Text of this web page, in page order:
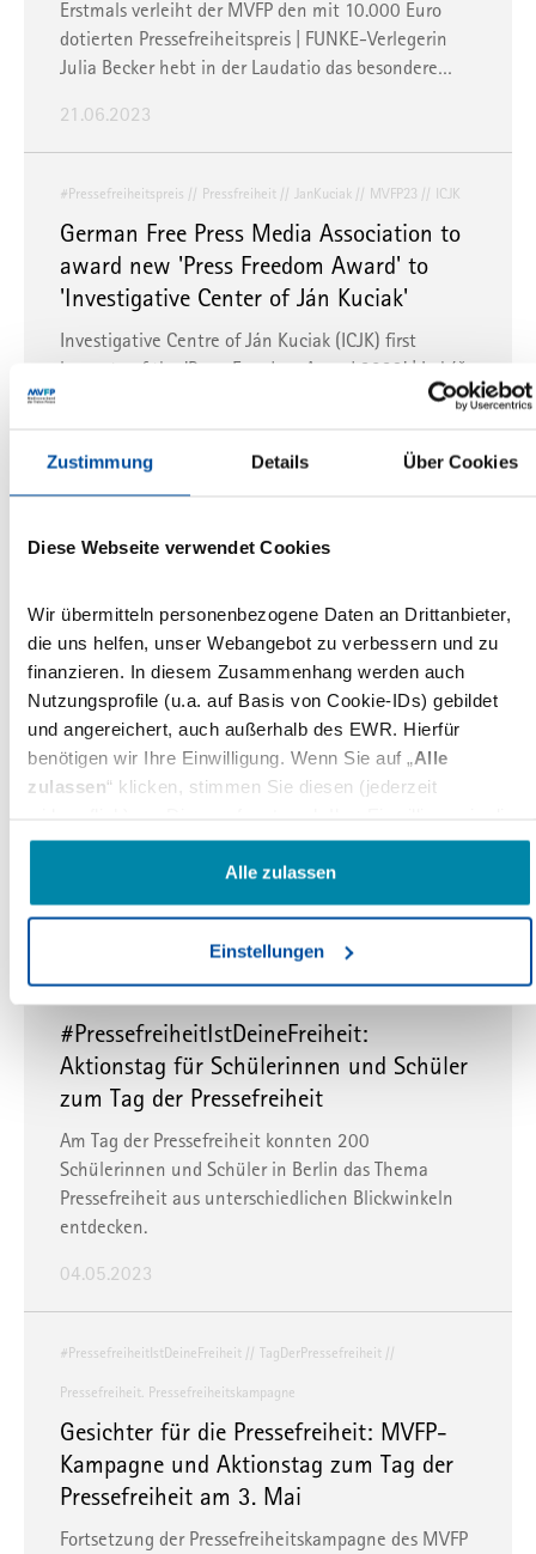
Zustimmung Details Über Cookies
Diese Webseite verwendet Cookies
Wir übermitteln personenbezogene Daten an Drittanbieter,
die uns helfen, unser Webangebot zu verbessern und zu
finanzieren. In diesem Zusammenhang werden auch
Nutzungsprofile (u.a. auf Basis von Cookie-IDs) gebildet
und angereichert, auch außerhalb des EWR. Hierfür
benötigen wir Ihre Einwilligung. Wenn Sie auf „ Alle
zulassen“ klicken, stimmen Sie diesen (jederzeit
Übermittlung bestimmter personenbezogener Daten in
Drittländer, u.a. die USA, nach Art. 49(1) (a) DSGVO. Die
betreffenden Drittländer, insb. die USA, weisen im Zweifel
genießen. Das kann Nachteile wie eine erschwerte
Durchsetzung von Betroffenenrechten, eine fehlende
oder Zugriffe auf die Daten durch staatliche Stellen, insb.
Behörden der USA, zu Kontroll- und Überwachungszwecken
bedeuten, ohne dass Ihnen Rechtsbehelfe dagegen
zustehen. Unter "
Einstellungen
" können Sie Ihre
Einstellungen ändern oder die Datenverarbeitung ablehnen.
Sie können Ihre Präferenzen jederzeit anpassen sowie Ihre
informieren:info@mvfp.de
Alle zulassen
Einstellungen
Erstmals verleiht der MVFP den mit 10.000 Euro
dotierten Pressefreiheitspreis | FUNKE-Verlegerin
Julia Becker hebt in der Laudatio das besondere…
21.06.2023
#Pressefreiheitspreis Pressfreiheit JanKuciak MVFP23 ICJK
German Free Press Media Association to
award new 'Press Freedom Award' to
'Investigative Center of Ján Kuciak'
Investigative Centre of Ján Kuciak (ICJK) first
laureate of the 'Press Freedom Award 2023' | Lukáš
Diko, editor-in-chief and chairman, receives the…
Medienkongress der freien Presse:
Zeitschriftenpresse, Politik und
Wissenschaft diskutieren KI, Paid
Content, Transformation in Berlin
Zukunftsgestaltung der Presse mit Relevanz,
Meinungsvielfalt und digitaler Transformation |
Mediennacht und Medienkongress der freien Presse
#PressefreiheitIstDeineFreiheit TagDerPressefreiheit
#PressefreiheitIstDeineFreiheit:
Aktionstag für Schülerinnen und Schüler
zum Tag der Pressefreiheit
Am Tag der Pressefreiheit konnten 200
Schülerinnen und Schüler in Berlin das Thema
Pressefreiheit aus unterschiedlichen Blickwinkeln
entdecken.
04.05.2023
#PressefreiheitIstDeineFreiheit TagDerPressefreiheit
Pressefreiheit. Pressefreiheitskampagne
Gesichter für die Pressefreiheit: MVFP-
Kampagne und Aktionstag zum Tag der
Pressefreiheit am 3. Mai
Fortsetzung der Pressefreiheitskampagne des MVFP